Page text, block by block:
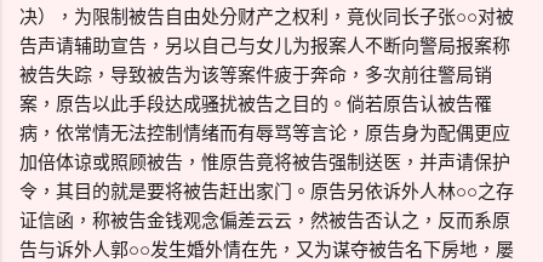
决），为限制被告自由处分财产之权利，竟伙同长子张○○对被
告声请辅助宣告，另以自己与女儿为报案人不断向警局报案称
被告失踪，导致被告为该等案件疲于奔命，多次前往警局销
案，原告以此手段达成骚扰被告之目的。倘若原告认被告罹
病，依常情无法控制情绪而有辱骂等言论，原告身为配偶更应
加倍体谅或照顾被告，惟原告竟将被告强制送医，并声请保护
令，其目的就是要将被告赶出家门。原告另依诉外人林○○之存
证信函，称被告金钱观念偏差云云，然被告否认之，反而系原
告与诉外人郭○○发生婚外情在先，又为谋夺被告名下房地，屡